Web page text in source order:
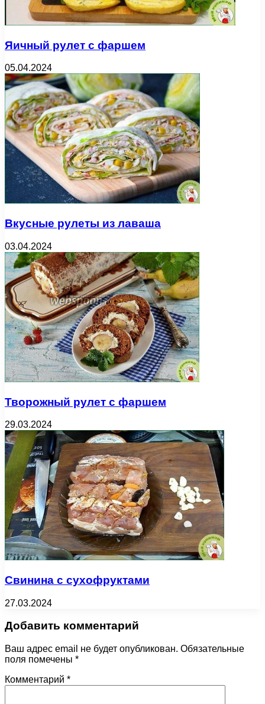
Яичный рулет с фаршем
05.04.2024
Вкусные рулеты из лаваша
03.04.2024
Творожный рулет с фаршем
29.03.2024
Свинина с сухофруктами
27.03.2024
Добавить комментарий
Ваш адрес email не будет опубликован. Обязательные
поля помечены *
Комментарий *